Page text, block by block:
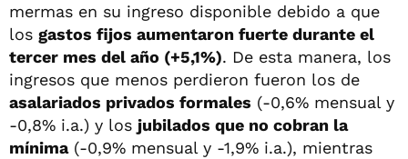
mermas en su ingreso disponible debido a que
los gastos fijos aumentaron fuerte durante el
tercer mes del año (+5,1%). De esta manera, los
ingresos que menos perdieron fueron los de
asalariados privados formales (-0,6% mensual y
-0,8% i.a.) y los jubilados que no cobran la
mínima(-0,9% mensual y -1,9% i.a.), mientras